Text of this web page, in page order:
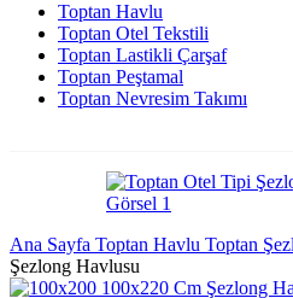
Toptan Havlu
Toptan Otel Tekstili
Toptan Lastikli Çarşaf
Toptan Peştamal
Toptan Nevresim Takımı
Ana Sayfa Toptan Havlu Toptan
Şezlong Havlusu